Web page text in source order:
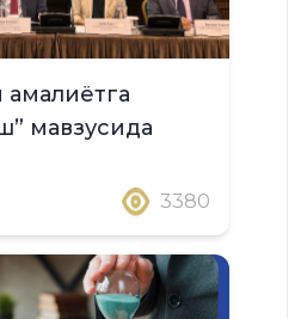
амалиётга
мавзусида
3380